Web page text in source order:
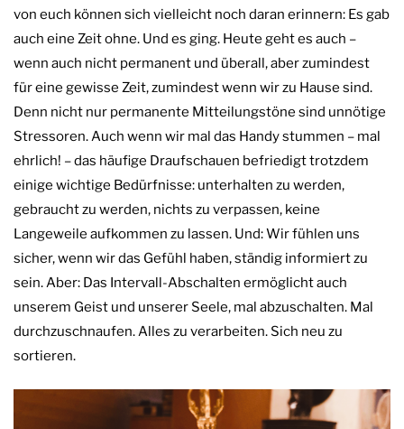
von euch können sich vielleicht noch daran erinnern: Es gab
auch eine Zeit ohne. Und es ging. Heute geht es auch –
wenn auch nicht permanent und überall, aber zumindest
für eine gewisse Zeit, zumindest wenn wir zu Hause sind.
Denn nicht nur permanente Mitteilungstöne sind unnötige
Stressoren. Auch wenn wir mal das Handy stummen – mal
ehrlich! – das häufige Draufschauen befriedigt trotzdem
einige wichtige Bedürfnisse: unterhalten zu werden,
gebraucht zu werden, nichts zu verpassen, keine
Langeweile aufkommen zu lassen. Und: Wir fühlen uns
sicher, wenn wir das Gefühl haben, ständig informiert zu
sein. Aber: Das Intervall-Abschalten ermöglicht auch
unserem Geist und unserer Seele, mal abzuschalten. Mal
durchzuschnaufen. Alles zu verarbeiten. Sich neu zu
sortieren.